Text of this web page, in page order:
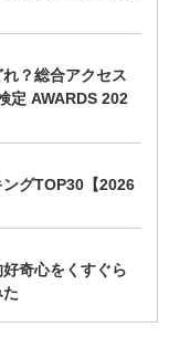
？総合アクセス
定 AWARDS 202
グTOP30【2026
奇心をくすぐら